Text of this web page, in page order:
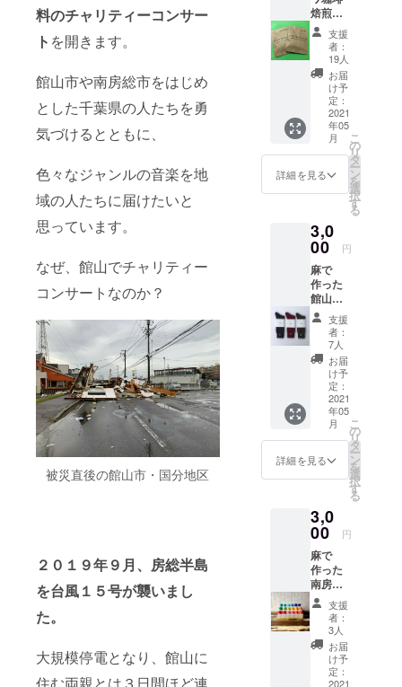
料のチャリティーコンサー
ト を開きます。
館山市や南房総市をはじめ
とした千葉県の人たちを勇
気づけるとともに、
色々なジャンルの音楽を地
域の人たちに届けたいと
思っています。
なぜ、館山でチャリティー
コンサートなのか？
被災直後の館山市・国分地区
２０１９年９月、房総半島
を台風１５号が襲いまし
た。
大規模停電となり、館山に
すが、一時
期館山暮ら
しも。
サーフィン
なったので
定年後も館
山周辺に暮
らしたいと
思っていま
しばらく東
京で仕事を
頑張ります
が、本業の
傍らできる
範囲で、館
山・南房総
地区で何か
色々やりた
いなぁと考
焙煎
所」
（館山
市宮城
78-3）
の美味
しい
コー
ヒード
リップ
バッグ
１つ
https://
www.bl
ffee.co
m/index
.html 主
催者・
梅澤か
らのお
礼の
メール
を送ら
せてい
ただき
ます。
豆は
「チャ
ティー
コン
いうこ
とで、
オー
ナーが
このた
めだけ
にオリ
ジナル
ブレン
ドを
作って
くださ
支援
者：
19人
お届
け予
定：
2021
年05
月
詳細を見る
こ
の
リ
タ
ー
ン
を
選
択
す
る
3,0
00 円
麻で
作った
館山オ
リジナ
ル靴下
１足と
主催
者・梅
澤から
お礼の
お手紙
を送り
ます。
靴下の
色は３
色、サ
たはLで
す。 ※
必ず備
考欄に
色とサ
イズを
記入し
てくだ
さい。
AWAカ
フェ
（館山
支援
者：
7人
お届
け予
定：
2021
年05
月
詳細を見る
こ
の
リ
タ
ー
ン
を
選
択
す
る
3,0
00 円
麻で
作った
南房総
フラ
ワーハ
ンカ
チーフ
１枚と
主催
支援
者：
3人
お届
け予
定：
2021